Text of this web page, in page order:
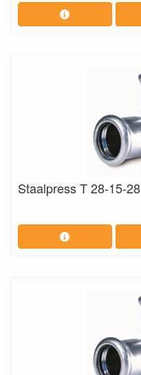
Staalpress T 28-15-28